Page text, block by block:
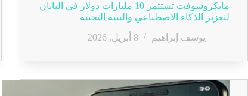
مايكروسوفت تستثمر 10 مليارات دولار في اليابان
لتعزيز الذكاء الاصطناعي والبنية التحتية
يوسف إبراهيم
8 أبريل, 2026